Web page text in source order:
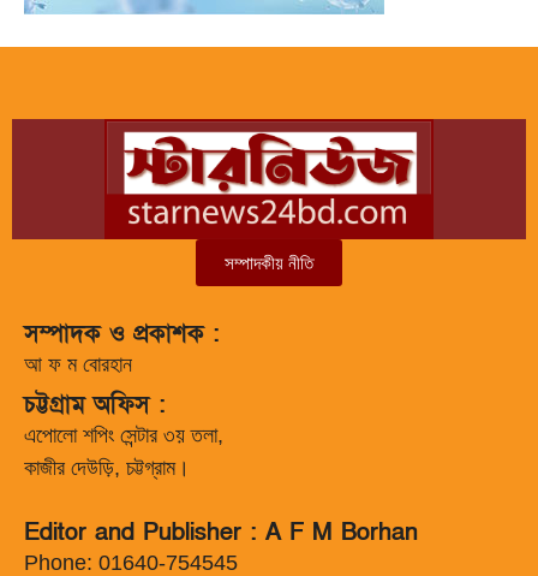
সম্পাদকীয় নীতি
সম্পাদক ও প্রকাশক :
আ ফ ম বোরহান
চট্টগ্রাম অফিস :
এপোলো শপিং সেন্টার ৩য় তলা,
কাজীর দেউড়ি, চট্টগ্রাম।
Editor and Publisher : A F M Borhan
Phone: 01640-754545